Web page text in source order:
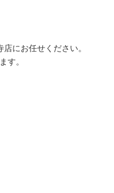
にお任せください。
す。